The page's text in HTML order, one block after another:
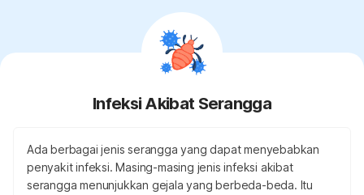
Infeksi Akibat Serangga
Ada berbagai jenis serangga yang dapat menyebabkan
penyakit infeksi. Masing-masing jenis infeksi akibat
serangga menunjukkan gejala yang berbeda-beda. Itu